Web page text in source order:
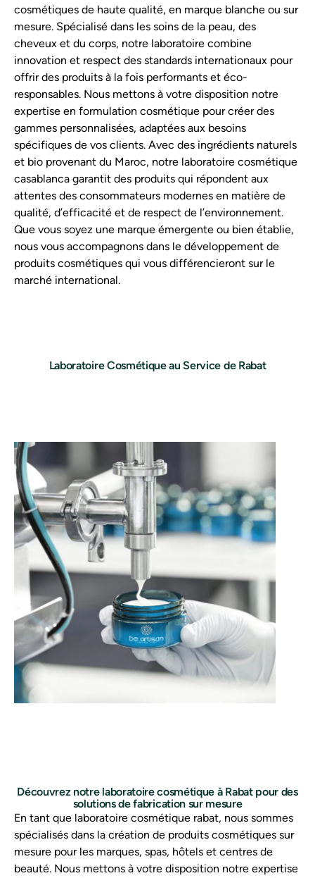
cosmétiques de haute qualité, en marque blanche ou sur
mesure. Spécialisé dans les soins de la peau, des
cheveux et du corps, notre laboratoire combine
innovation et respect des standards internationaux pour
offrir des produits à la fois performants et éco-
responsables. Nous mettons à votre disposition notre
expertise en formulation cosmétique pour créer des
gammes personnalisées, adaptées aux besoins
spécifiques de vos clients. Avec des ingrédients naturels
et bio provenant du Maroc, notre laboratoire cosmétique
casablanca garantit des produits qui répondent aux
attentes des consommateurs modernes en matière de
qualité, d’efficacité et de respect de l’environnement.
Que vous soyez une marque émergente ou bien établie,
nous vous accompagnons dans le développement de
produits cosmétiques qui vous différencieront sur le
marché international.
Laboratoire Cosmétique au Service de Rabat
Découvrez notre laboratoire cosmétique à Rabat pour des
solutions de fabrication sur mesure
En tant que laboratoire cosmétique rabat, nous sommes
spécialisés dans la création de produits cosmétiques sur
mesure pour les marques, spas, hôtels et centres de
beauté. Nous mettons à votre disposition notre expertise